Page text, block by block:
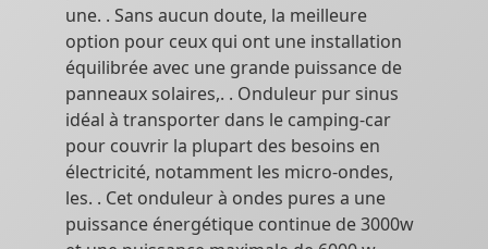
une. . Sans aucun doute, la meilleure
option pour ceux qui ont une installation
équilibrée avec une grande puissance de
panneaux solaires,. . Onduleur pur sinus
idéal à transporter dans le camping-car
pour couvrir la plupart des besoins en
électricité, notamment les micro-ondes,
les. . Cet onduleur à ondes pures a une
puissance énergétique continue de 3000w